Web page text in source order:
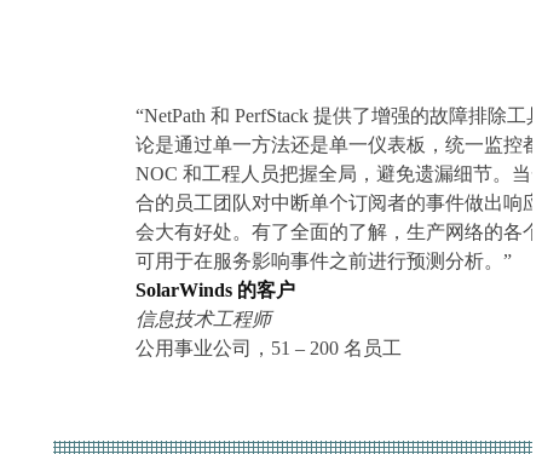
“NetPath 和 PerfStack 提供了增强的故障排除工
论是通过单一方法还是单一仪表板，统一监控
NOC 和工程人员把握全局，避免遗漏细节。当
合的员工团队对中断单个订阅者的事件做出响
会大有好处。有了全面的了解，生产网络的各
可用于在服务影响事件之前进行预测分析。”
SolarWinds 的客户
信息技术工程师
公用事业公司，51 – 200 名员工